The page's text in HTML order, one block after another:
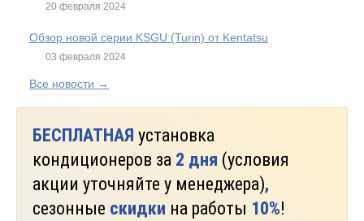
20 февраля 2024
Обзор новой серии KSGU (Turin) от Kentatsu
03 февраля 2024
Все новости →
БЕСПЛАТНАЯ установка
кондиционеров за 2 дня (условия
акции уточняйте у менеджера),
сезонные скидки на работы 10%!